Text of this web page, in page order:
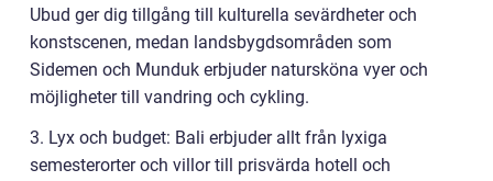
Ubud ger dig tillgång till kulturella sevärdheter och
konstscenen, medan landsbygdsområden som
Sidemen och Munduk erbjuder natursköna vyer och
möjligheter till vandring och cykling.
3. Lyx och budget: Bali erbjuder allt från lyxiga
semesterorter och villor till prisvärda hotell och